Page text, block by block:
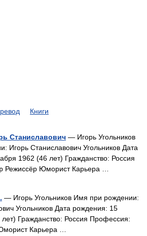
Книги
Станиславович — Игорь Угольников
Игорь Станиславович Угольников Дата
1962 (46 лет) Гражданство: Россия
Режиссёр Юморист Карьера …
— Игорь Угольников Имя при рождении:
Угольников Дата рождения: 15
Гражданство: Россия Профессия:
Карьера …